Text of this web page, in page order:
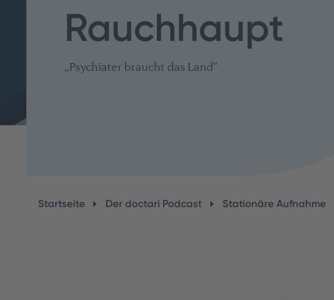
Rauchhaupt
„Psychiater braucht das Land"
Startseite Der doctari Podcast Stationäre Aufnahme